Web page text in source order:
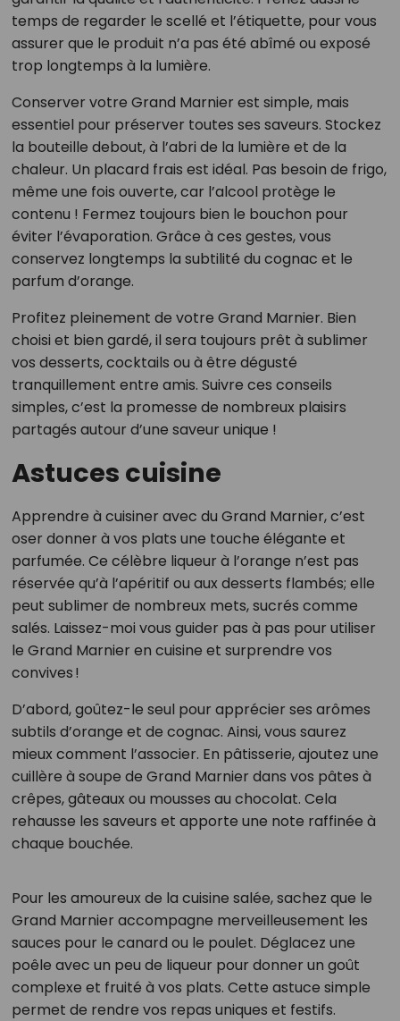
temps de regarder le scellé et l’étiquette, pour vous
assurer que le produit n’a pas été abîmé ou exposé
trop longtemps à la lumière.
Conserver votre Grand Marnier est simple, mais
essentiel pour préserver toutes ses saveurs. Stockez
la bouteille debout, à l’abri de la lumière et de la
chaleur. Un placard frais est idéal. Pas besoin de frigo,
même une fois ouverte, car l’alcool protège le
contenu ! Fermez toujours bien le bouchon pour
éviter l’évaporation. Grâce à ces gestes, vous
conservez longtemps la subtilité du cognac et le
parfum d’orange.
Profitez pleinement de votre Grand Marnier. Bien
choisi et bien gardé, il sera toujours prêt à sublimer
vos desserts, cocktails ou à être dégusté
tranquillement entre amis. Suivre ces conseils
simples, c’est la promesse de nombreux plaisirs
partagés autour d’une saveur unique !
Astuces cuisine
Apprendre à cuisiner avec du Grand Marnier, c’est
oser donner à vos plats une touche élégante et
parfumée. Ce célèbre liqueur à l’orange n’est pas
réservée qu’à l’apéritif ou aux desserts flambés; elle
peut sublimer de nombreux mets, sucrés comme
salés. Laissez-moi vous guider pas à pas pour utiliser
le Grand Marnier en cuisine et surprendre vos
convives !
D’abord, goûtez-le seul pour apprécier ses arômes
subtils d’orange et de cognac. Ainsi, vous saurez
mieux comment l’associer. En pâtisserie, ajoutez une
cuillère à soupe de Grand Marnier dans vos pâtes à
crêpes, gâteaux ou mousses au chocolat. Cela
rehausse les saveurs et apporte une note raffinée à
chaque bouchée.
Pour les amoureux de la cuisine salée, sachez que le
Grand Marnier accompagne merveilleusement les
sauces pour le canard ou le poulet. Déglacez une
poêle avec un peu de liqueur pour donner un goût
complexe et fruité à vos plats. Cette astuce simple
permet de rendre vos repas uniques et festifs.